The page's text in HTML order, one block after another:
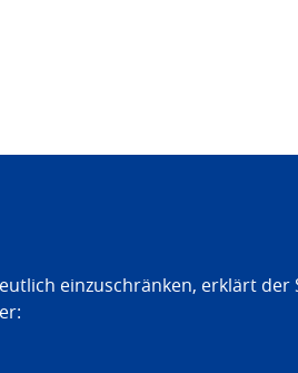
einzuschränken, erklärt der